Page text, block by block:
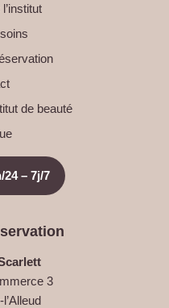
de beauté
24 – 7j/7
3